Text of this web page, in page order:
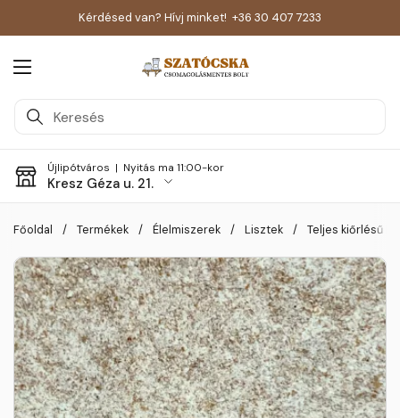
Kérdésed van? Hívj minket! +36 30 407 7233
Menü megnyitása
Újlipótváros | Nyitás ma 11:00-kor
Kresz Géza u. 21.
Főoldal / Termékek / Élelmiszerek / Lisztek / Teljes kiőrlésű